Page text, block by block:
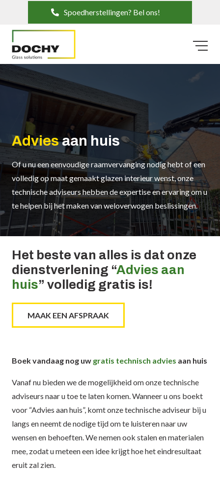
Spoedherstellingen? Bel ons!
Adviesaan huis
Of u nu een eenvoudige raamvervanging nodig hebt of een
volledig op maat gemaakt glazen interieur wenst, onze
technische adviseurs hebben de expertise en ervaring om u
te helpen bij het maken van weloverwogen beslissingen.
Het beste van alles is dat onze
dienstverlening “Advies aan
huis” volledig gratis is!
MAAK EEN AFSPRAAK
Boek vandaag nog uw gratis technisch advies aan huis
Vanaf nu bieden we de mogelijkheid om onze technische
adviseurs naar u toe te laten komen. Wanneer u ons boekt
voor “Advies aan huis”, komt onze technische adviseur bij u
langs en neemt de nodige tijd om te luisteren naar uw
wensen en behoeften. We nemen ook stalen en materialen
mee, zodat u meteen een idee krijgt hoe het eindresultaat
eruit zal zien.